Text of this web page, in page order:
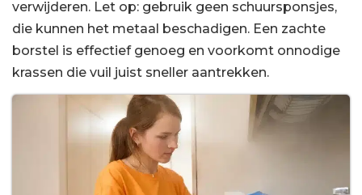
verwijderen. Let op: gebruik geen schuursponsjes,
die kunnen het metaal beschadigen. Een zachte
borstel is effectief genoeg en voorkomt onnodige
krassen die vuil juist sneller aantrekken.